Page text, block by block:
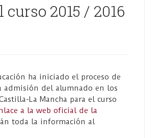
2015 / 2016
ha iniciado el proceso de
admisión del alumnado en los
La Mancha para el curso
a la web oficial de la
toda la información al